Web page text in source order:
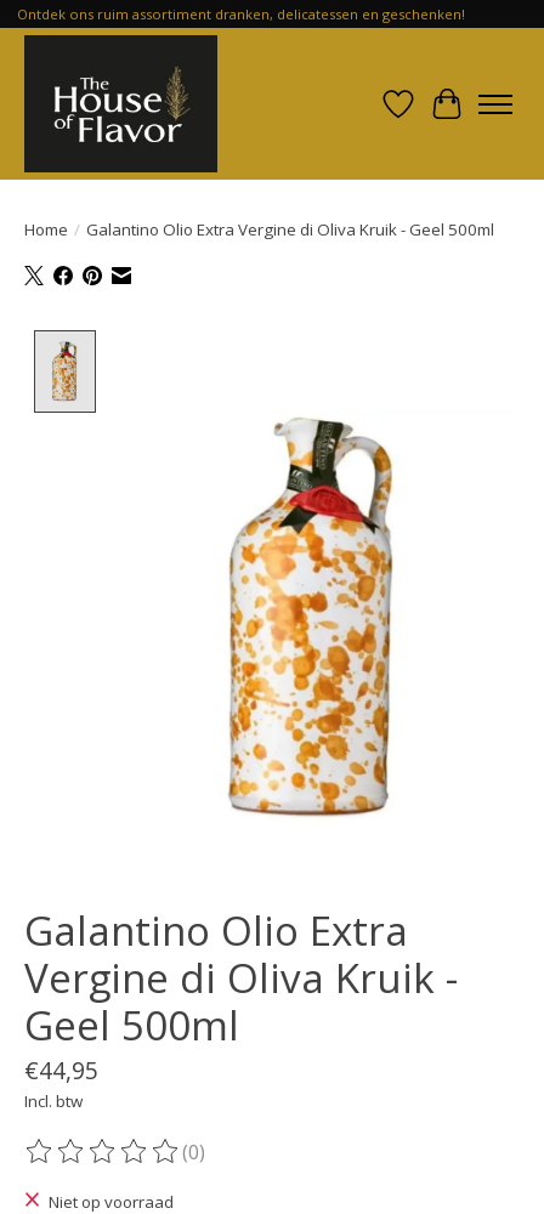
Ontdek ons ruim assortiment dranken, delicatessen en geschenken!
Verlanglijst
Home / Galantino Olio Extra Vergine di Oliva Kruik - Geel 500ml
Galantino Olio Extra
Vergine di Oliva Kruik -
Geel 500ml
€44,95
Incl. btw
De beoordeling van dit product is
(0)
Niet op voorraad